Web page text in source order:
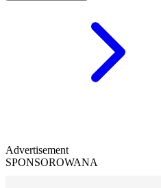
Advertisement
SPONSOROWANA